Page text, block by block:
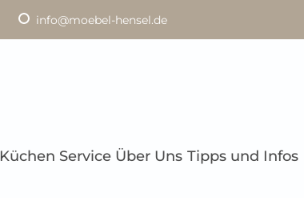
info@moebel-hensel.de
Küchen Service Über Uns Tipps und Infos